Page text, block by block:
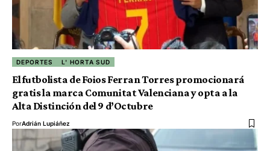
DEPORTES L' HORTA SUD
El futbolista de Foios Ferran Torres promocionará
gratis la marca Comunitat Valenciana y opta a la
Alta Distinción del 9 d’Octubre
PorAdrián Lupiáñez